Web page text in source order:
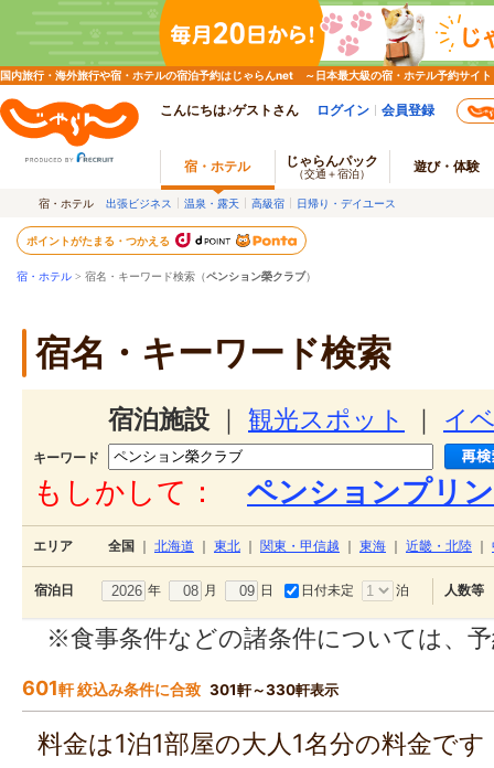
国内旅行・海外旅行や宿・ホテルの宿泊予約はじゃらんnet ～日本最大級の宿・ホテル予約サイト
こんにちは♪ゲストさん ログイン 会員登録
宿・ホテル じゃらんパック
（交通＋宿泊） 遊び・体験
宿・ホテル 出張ビジネス 温泉・露天 高級宿 日帰り・デイユース
ポイントがたまる・つかえる
宿・ホテル > 宿名・キーワード検索（ペンション榮クラブ）
宿名・キーワード検索
宿泊施設 観光スポット イ
キーワード
もしかして： ペンションプリ
エリア 全国 北海道 東北 関東・甲信越 東海 近畿・北陸
宿泊日 年 月 日 日付未定 泊 人数等
※食事条件などの諸条件については、
601軒 絞込み条件に合致 301軒～330軒表示
料金は1泊1部屋の大人1名分の料金で